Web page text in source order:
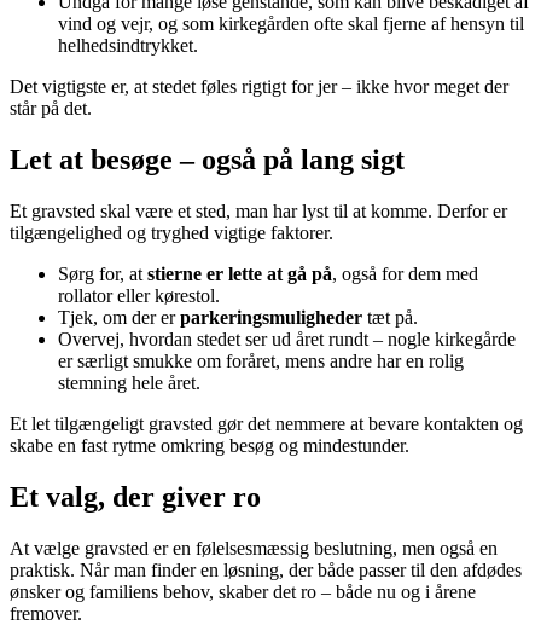
vind og vejr, og som kirkegården ofte skal fjerne af hensyn til
helhedsindtrykket.
Det vigtigste er, at stedet føles rigtigt for jer – ikke hvor meget der
står på det.
Let at besøge – også på lang sigt
Et gravsted skal være et sted, man har lyst til at komme. Derfor er
tilgængelighed og tryghed vigtige faktorer.
Sørg for, at stierne er lette at gå på, også for dem med
rollator eller kørestol.
Tjek, om der erparkeringsmuligheder tæt på.
Overvej, hvordan stedet ser ud året rundt – nogle kirkegårde
er særligt smukke om foråret, mens andre har en rolig
stemning hele året.
Et let tilgængeligt gravsted gør det nemmere at bevare kontakten og
skabe en fast rytme omkring besøg og mindestunder.
Et valg, der giver ro
At vælge gravsted er en følelsesmæssig beslutning, men også en
praktisk. Når man finder en løsning, der både passer til den afdødes
ønsker og familiens behov, skaber det ro – både nu og i årene
fremover.